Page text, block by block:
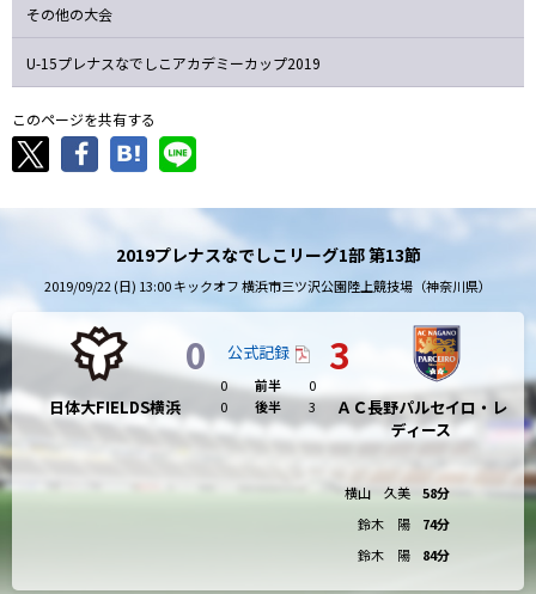
その他の大会
U-15プレナスなでしこアカデミーカップ2019
このページを共有する
2019プレナスなでしこリーグ1部 第13節
2019/09/22 (日) 13:00 キックオフ 横浜市三ツ沢公園陸上競技場（神奈川県）
日体大FIELDS横浜
0 公式記録 3
0 前半
0
0
後半 3
ＡＣ長野パルセイロ・レ
ディース
横山 久美
58分
鈴木 陽
74分
鈴木 陽
84分